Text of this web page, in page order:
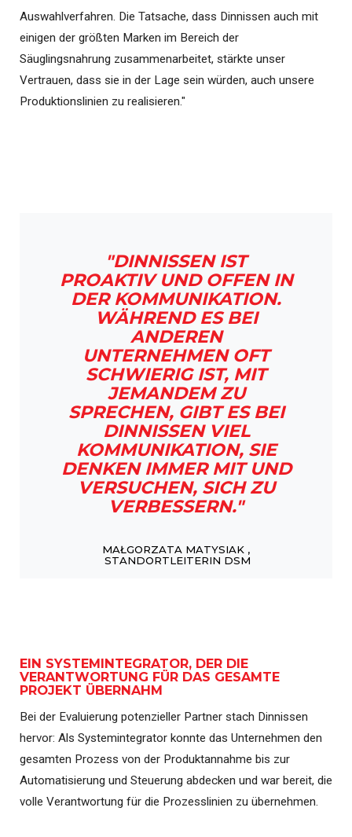
Auswahlverfahren. Die Tatsache, dass Dinnissen auch mit
einigen der größten Marken im Bereich der
Säuglingsnahrung zusammenarbeitet, stärkte unser
Vertrauen, dass sie in der Lage sein würden, auch unsere
Produktionslinien zu realisieren."
"DINNISSEN IST
PROAKTIV UND OFFEN IN
DER KOMMUNIKATION.
WÄHREND ES BEI
ANDEREN
UNTERNEHMEN OFT
SCHWIERIG IST, MIT
JEMANDEM ZU
SPRECHEN, GIBT ES BEI
DINNISSEN VIEL
KOMMUNIKATION, SIE
DENKEN IMMER MIT UND
VERSUCHEN, SICH ZU
VERBESSERN."
MAŁGORZATA MATYSIAK ,
STANDORTLEITERIN DSM
EIN SYSTEMINTEGRATOR, DER DIE
VERANTWORTUNG FÜR DAS GESAMTE
PROJEKT ÜBERNAHM
Bei der Evaluierung potenzieller Partner stach Dinnissen
hervor: Als Systemintegrator konnte das Unternehmen den
gesamten Prozess von der Produktannahme bis zur
Automatisierung und Steuerung abdecken und war bereit, die
volle Verantwortung für die Prozesslinien zu übernehmen.